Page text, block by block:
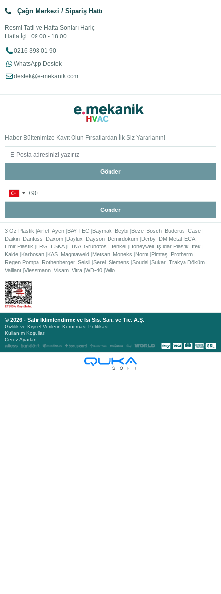
Çağrı Merkezi / Sipariş Hattı
Resmi Tatil ve Hafta Sonları Hariç
Hafta İçi : 09:00 - 18:00
0216 398 01 90
WhatsApp Destek
destek@e-mekanik.com
Haber Bültenimize Kayıt Olun Fırsatlardan İlk Siz Yararlanın!
Gönder
Gönder
3 Öz Plastik Airfel Ayen BAY-TEC Baymak Beybi Beze Bosch Buderus Case
Daikin Danfoss Daxom Daylux Dayson Demirdöküm Derby DM Metal ECA
Emir Plastik
ERG ESKA ETNA Grundfos Henkel Honeywell Işıldar Plastik
İtek
Kalde Karbosan KAS Magmaweld Metsan Moneks Norm Pimtaş
Protherm
Regen Pompa Rothenberger Selsil Serel Siemens Soudal Sukar Trakya Döküm
Vaillant Viessmann Visam Vitra WD-40 Wilo
© 2026 - Safir İklimlendirme ve Isı Sis. San. ve Tic. A.Ş.
Gizlilik ve Kişisel Verilerin Korunması Politikası
Kullanım Koşulları
Çerez Ayarları